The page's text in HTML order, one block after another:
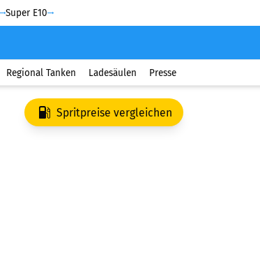
Super E10
Regional Tanken Ladesäulen Presse
Spritpreise vergleichen